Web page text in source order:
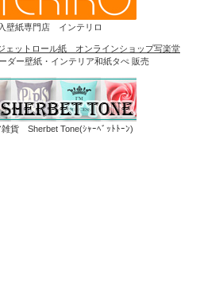
壁紙専門店 インテリロ
ダー壁紙・インテリア和紙タぺ 販売
雑貨 Sherbet Tone(ｼｬｰﾍﾞｯﾄﾄｰﾝ)